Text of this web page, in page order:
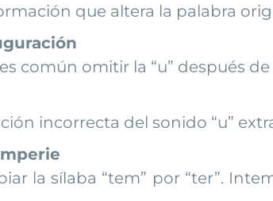
que altera la palabra
común omitir la “u” después
incorrecta del sonido “u”
la sílaba “tem” por “ter”.